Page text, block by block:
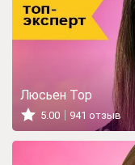
Люсьен Тор
5.00 941 отзыв